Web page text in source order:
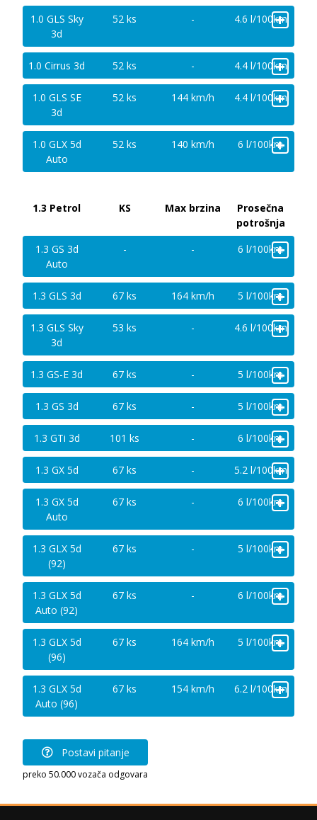
1.0 GLS Sky
3d
52 ks - 4.6 l/100km
+
1.0 Cirrus 3d 52 ks - 4.4 l/100km
+
1.0 GLS SE
3d
52 ks 144 km/h 4.4 l/100km
+
1.0 GLX 5d
Auto
52 ks 140 km/h 6 l/100km
+
1.3 Petrol KS Max brzina
Prosečna
potrošnja
1.3 GS 3d
Auto
- - 6 l/100km
+
1.3 GLS 3d 67 ks 164 km/h 5 l/100km
+
1.3 GLS Sky
3d
53 ks - 4.6 l/100km
+
1.3 GS-E 3d 67 ks - 5 l/100km
+
1.3 GS 3d 67 ks - 5 l/100km
+
1.3 GTi 3d 101 ks - 6 l/100km
+
1.3 GX 5d 67 ks - 5.2 l/100km
+
1.3 GX 5d
Auto
67 ks - 6 l/100km
+
1.3 GLX 5d
(92)
67 ks - 5 l/100km
+
1.3 GLX 5d
Auto (92)
67 ks - 6 l/100km
+
1.3 GLX 5d
(96)
67 ks 164 km/h 5 l/100km
+
1.3 GLX 5d
Auto (96)
67 ks 154 km/h 6.2 l/100km
+
Postavi pitanje
preko 50.000 vozača odgovara